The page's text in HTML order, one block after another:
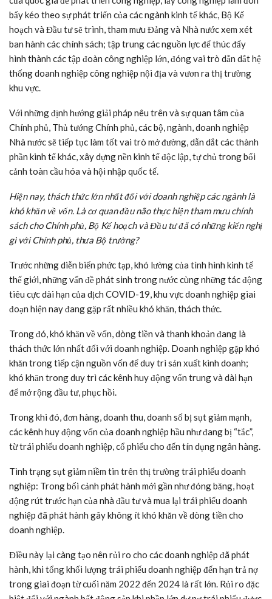
bẩy kéo theo sự phát triển của các ngành kinh tế khác, Bộ Kế
hoạch và Đầu tư sẽ trình, tham mưu Đảng và Nhà nước xem xét
ban hành các chính sách; tập trung các nguồn lực để thúc đẩy
hình thành các tập đoàn công nghiệp lớn, đóng vai trò dẫn dắt hệ
thống doanh nghiệp công nghiệp nội địa và vươn ra thị trường
khu vực.
Với những định hướng giải pháp nêu trên và sự quan tâm của
Chính phủ, Thủ tướng Chính phủ, các bộ, ngành, doanh nghiệp
Nhà nước sẽ tiếp tục làm tốt vai trò mở đường, dẫn dắt các thành
phần kinh tế khác, xây dựng nền kinh tế độc lập, tự chủ trong bối
cảnh toàn cầu hóa và hội nhập quốc tế.
Hiện nay, thách thức lớn nhất đối với doanh nghiệp các ngành là
khó khăn về vốn. Là cơ quan đầu não thực hiện tham mưu chính
sách cho Chính phủ, Bộ Kế hoạch và Đầu tư đã có những kiến nghị
gì với Chính phủ, thưa Bộ trưởng?
Trước những diễn biến phức tạp, khó lường của tình hình kinh tế
thế giới, những vấn đề phát sinh trong nước cùng những tác động
tiêu cực dài hạn của dịch COVID-19, khu vực doanh nghiệp giai
đoạn hiện nay đang gặp rất nhiều khó khăn, thách thức.
Trong đó, khó khăn về vốn, dòng tiền và thanh khoản đang là
thách thức lớn nhất đối với doanh nghiệp. Doanh nghiệp gặp khó
khăn trong tiếp cận nguồn vốn để duy trì sản xuất kinh doanh;
khó khăn trong duy trì các kênh huy động vốn trung và dài hạn
để mở rộng đầu tư, phục hồi.
Trong khi đó, đơn hàng, doanh thu, doanh số bị sụt giảm mạnh,
các kênh huy động vốn của doanh nghiệp hầu như đang bị “tắc”,
từ trái phiếu doanh nghiệp, cổ phiếu cho đến tín dụng ngân hàng.
Tình trạng sụt giảm niềm tin trên thị trường trái phiếu doanh
nghiệp: Trong bối cảnh phát hành mới gần như đóng băng, hoạt
động rút trước hạn của nhà đầu tư và mua lại trái phiếu doanh
nghiệp đã phát hành gây không ít khó khăn về dòng tiền cho
doanh nghiệp.
Điều này lại càng tạo nên rủi ro cho các doanh nghiệp đã phát
hành, khi tổng khối lượng trái phiếu doanh nghiệp đến hạn trả nợ
trong giai đoạn từ cuối năm 2022 đến 2024 là rất lớn. Rủi ro đặc